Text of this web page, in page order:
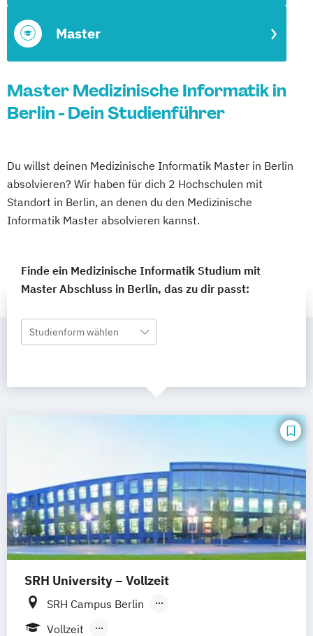
Master
Master Medizinische Informatik in
Berlin - Dein Studienführer
Du willst deinen Medizinische Informatik Master in Berlin
absolvieren? Wir haben für dich 2 Hochschulen mit
Standort in Berlin, an denen du den Medizinische
Informatik Master absolvieren kannst.
Finde ein Medizinische Informatik Studium mit
Master Abschluss in Berlin, das zu dir passt:
Studienform wählen
SRH University – Vollzeit
SRH Campus Berlin
SRH Campus Heidelberg
Vollzeit